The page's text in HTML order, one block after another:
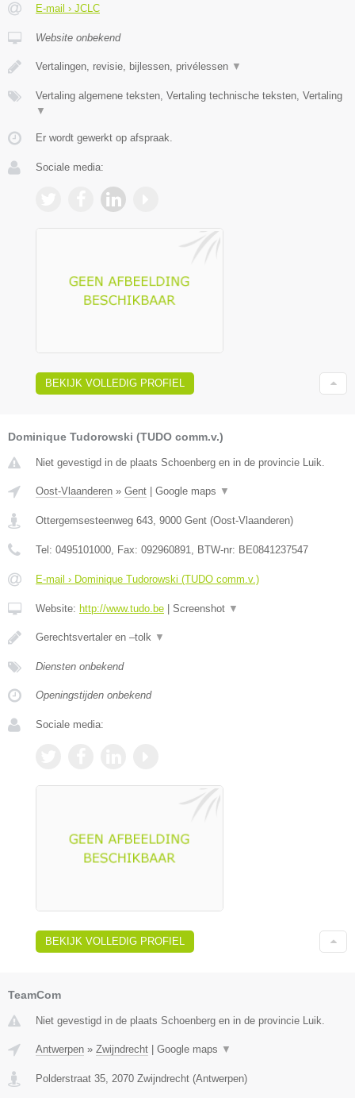
E-mail › JCLC
Website onbekend
Vertalingen, revisie, bijlessen, privélessen ▼
Vertaling algemene teksten, Vertaling technische teksten, Vertaling
▼
Er wordt gewerkt op afspraak.
Sociale media:
BEKIJK VOLLEDIG PROFIEL
Dominique Tudorowski (TUDO comm.v.)
Niet gevestigd in de plaats Schoenberg en in de provincie Luik.
Oost-Vlaanderen » Gent Google maps ▼
Ottergemsesteenweg 643, 9000 Gent (Oost-Vlaanderen)
Tel: 0495101000, Fax: 092960891, BTW-nr: BE0841237547
E-mail › Dominique Tudorowski (TUDO comm.v.)
Website: http://www.tudo.be Screenshot ▼
Gerechtsvertaler en –tolk ▼
Diensten onbekend
Openingstijden onbekend
Sociale media:
BEKIJK VOLLEDIG PROFIEL
TeamCom
Niet gevestigd in de plaats Schoenberg en in de provincie Luik.
Antwerpen » Zwijndrecht Google maps ▼
Polderstraat 35 2070 Zwijndrecht (Antwerpen)